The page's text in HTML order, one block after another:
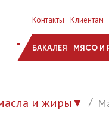
Контакты Клиентам
БАКАЛЕЯ МЯСО И
и жиры ▼